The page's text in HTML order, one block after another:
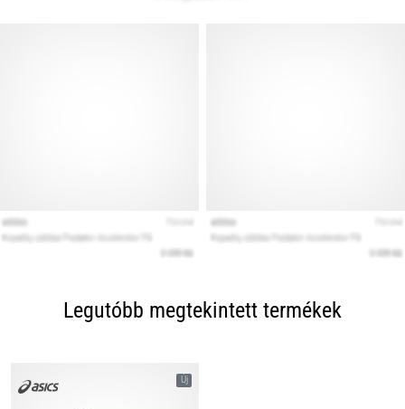
Legutóbb megtekintett termékek
Új